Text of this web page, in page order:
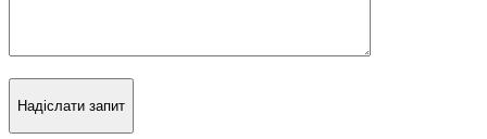
Надіслати запит